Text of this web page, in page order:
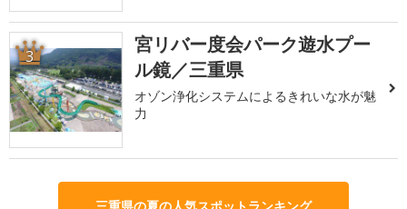
3
宮リバー度会パーク遊水プー
ル鏡／三重県
オゾン浄化システムによるきれいな水が魅
力
三重県の夏の人気スポットランキング